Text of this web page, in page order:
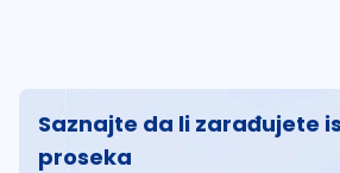
Saznajte da li zarađujete
proseka